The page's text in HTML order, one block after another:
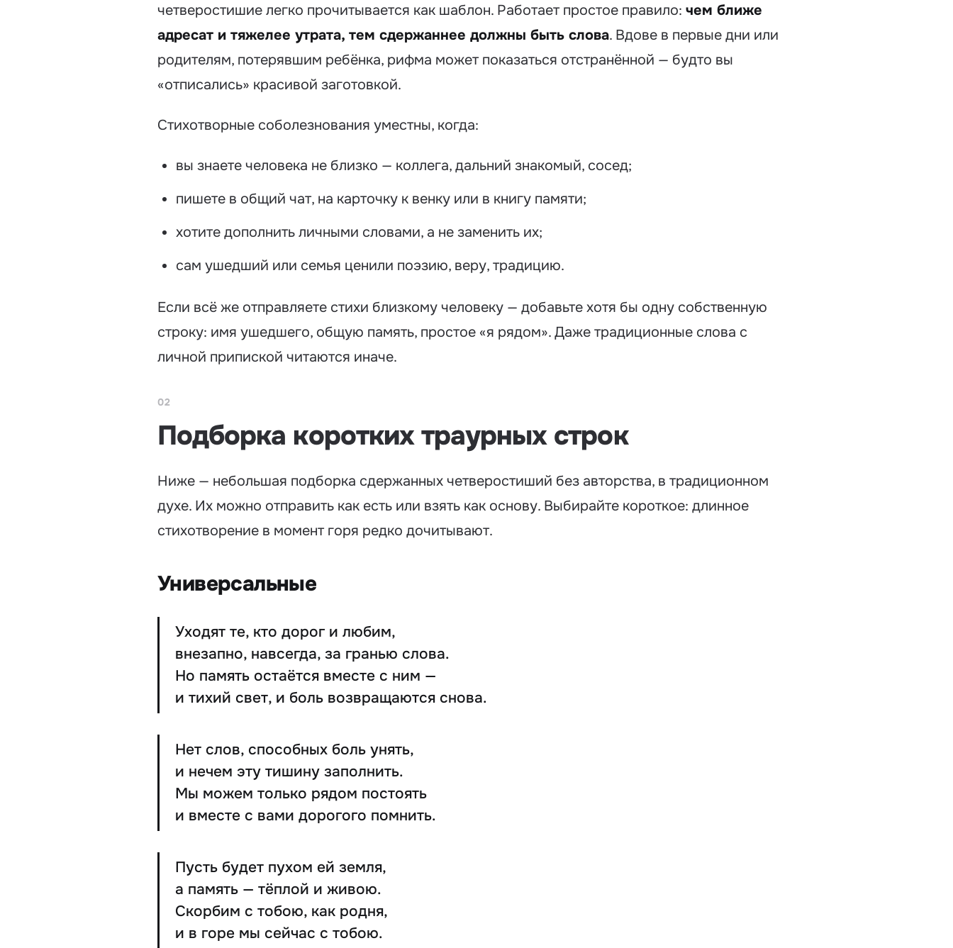
четверостишие легко прочитывается как шаблон. Работает простое правило: чем ближе
адресат и тяжелее утрата, тем сдержаннее должны быть слова. Вдове в первые дни или
родителям, потерявшим ребёнка, рифма может показаться отстранённой — будто вы
«отписались» красивой заготовкой.
Стихотворные соболезнования уместны, когда:
вы знаете человека не близко — коллега, дальний знакомый, сосед;
пишете в общий чат, на карточку к венку или в книгу памяти;
хотите дополнить личными словами, а не заменить их;
сам ушедший или семья ценили поэзию, веру, традицию.
Если всё же отправляете стихи близкому человеку — добавьте хотя бы одну собственную
строку: имя ушедшего, общую память, простое «я рядом». Даже традиционные слова с
личной припиской читаются иначе.
02
Подборка коротких траурных строк
Ниже — небольшая подборка сдержанных четверостиший без авторства, в традиционном
духе. Их можно отправить как есть или взять как основу. Выбирайте короткое: длинное
стихотворение в момент горя редко дочитывают.
Универсальные
Уходят те, кто дорог и любим,
внезапно, навсегда, за гранью слова.
Но память остаётся вместе с ним —
и тихий свет, и боль возвращаются снова.
Нет слов, способных боль унять,
и нечем эту тишину заполнить.
Мы можем только рядом постоять
и вместе с вами дорогого помнить.
Пусть будет пухом ей земля,
а память — тёплой и живою.
Скорбим с тобою, как родня,
и в горе мы сейчас с тобою.